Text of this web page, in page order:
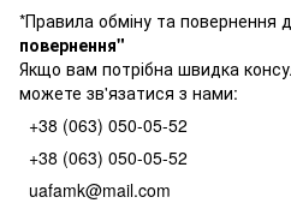
*Правила обміну та повернення
повернення"
Якщо вам потрібна швидка
можете зв'язатися з нами:
+38 (063) 050-05-52
+38 (063) 050-05-52
uafamk@mail.com